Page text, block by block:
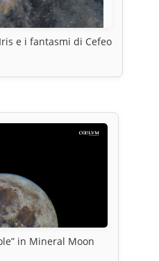
e i fantasmi di Cefeo
in Mineral Moon